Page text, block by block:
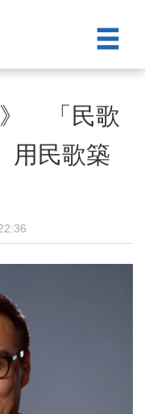
》 「民歌
用民歌築